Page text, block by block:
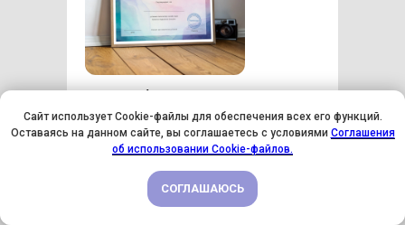
с обратной связью
вы получите сертификат,
который сможете прилагать
к резюме или портфолио
СКИДКА 45% ПО ПРОМОКОДУ ЩЕДРЫЙИЮЛЬ
ПОДРОБНЕЕ
Сайт использует Cookie-файлы для обеспечения всех его функций.
Оставаясь на данном сайте, вы соглашаетесь с условиями Соглашения
об использовании Cookie-файлов.
СОГЛАШАЮСЬ